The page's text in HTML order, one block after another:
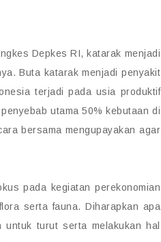
Depkes RI, katarak menjadi
Buta katarak menjadi penyakit
terjadi pada usia produktif
utama 50% kebutaan di
bersama mengupayakan agar
pada kegiatan perekonomian
serta fauna. Diharapkan apa
turut serta melakukan hal